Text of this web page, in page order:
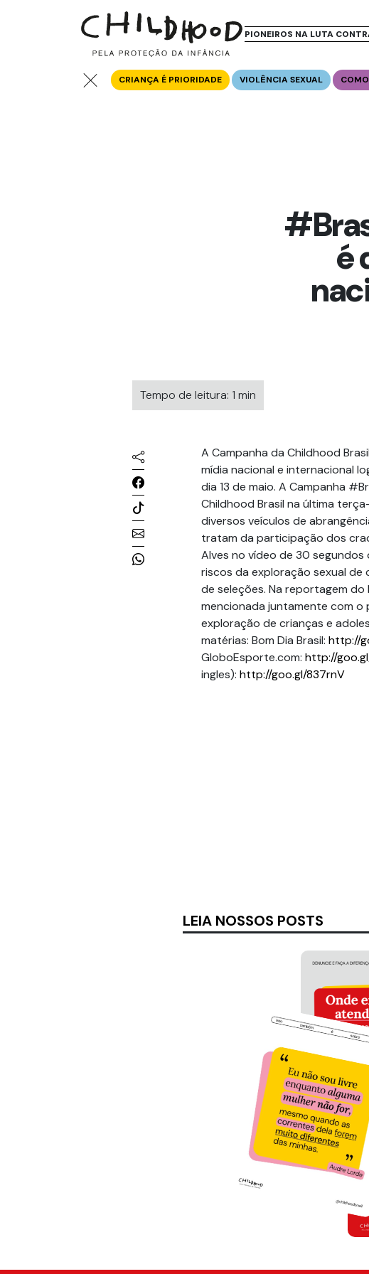
PIONEIROS NA LUTA
CRIANÇA É PRIORIDADE VIOLÊNCIA SEXUAL
é
Tempo de leitura: 1 min
A Campanha da Childhood
mídia nacional e internacional
dia 13 de maio. A Campanha
Childhood Brasil na última
diversos veículos de
tratam da participação dos
Alves no vídeo de 30
riscos da exploração sexual de
de seleções. Na reportagem do
mencionada juntamente com
exploração de crianças e
matérias: Bom Dia Brasil: http://
GloboEsporte.com: http://
ingles): http://goo.gl/837rnV
LEIA NOSSOS POSTS